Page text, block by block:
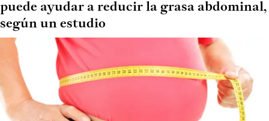
puede ayudar a reducir la grasa abdominal,
según un estudio